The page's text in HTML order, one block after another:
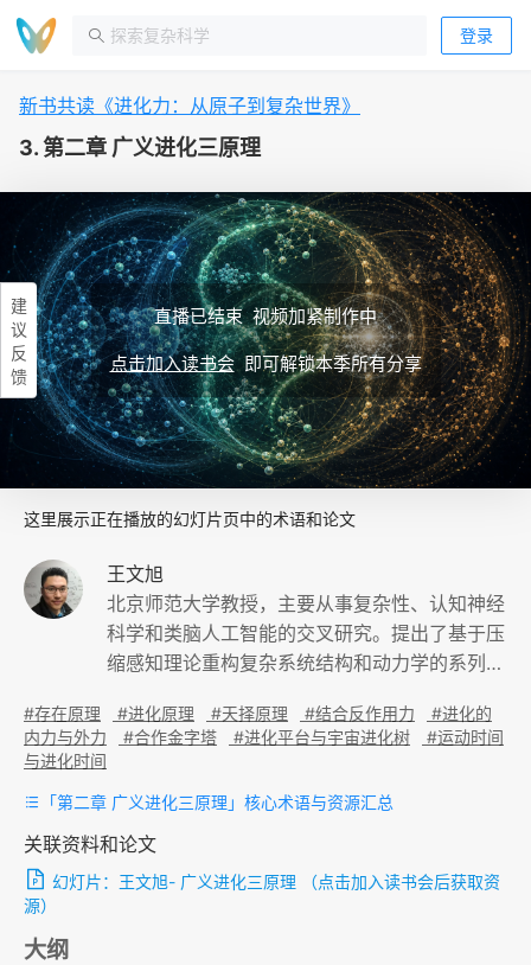
登录
新书共读《进化力：从原子到复杂世界》
3. 第二章 广义进化三原理
直播已结束 视频加紧制作中
点击加入读书会即可解锁本季所有分享
建
议
反
馈
这里展示正在播放的幻灯片页中的术语和论文
王文旭
北京师范大学教授，主要从事复杂性、认知神经
科学和类脑人工智能的交叉研究。提出了基于压
缩感知理论重构复杂系统结构和动力学的系列方
提出了复杂性涌现的简单普适原理。研究成果发
表于Phys. Rev. Lett.等期刊。
#存在原理 #进化原理 #天择原理 #结合反作用力
#进化的
内力与外力
#合作金字塔 #进化平台与宇宙进化树
#运动时间
与进化时间
「第二章 广义进化三原理」核心术语与资源汇总
关联资料和论文
幻灯片： 王文旭- 广义进化三原理
（点击加入读书会后获取资
源）
大纲